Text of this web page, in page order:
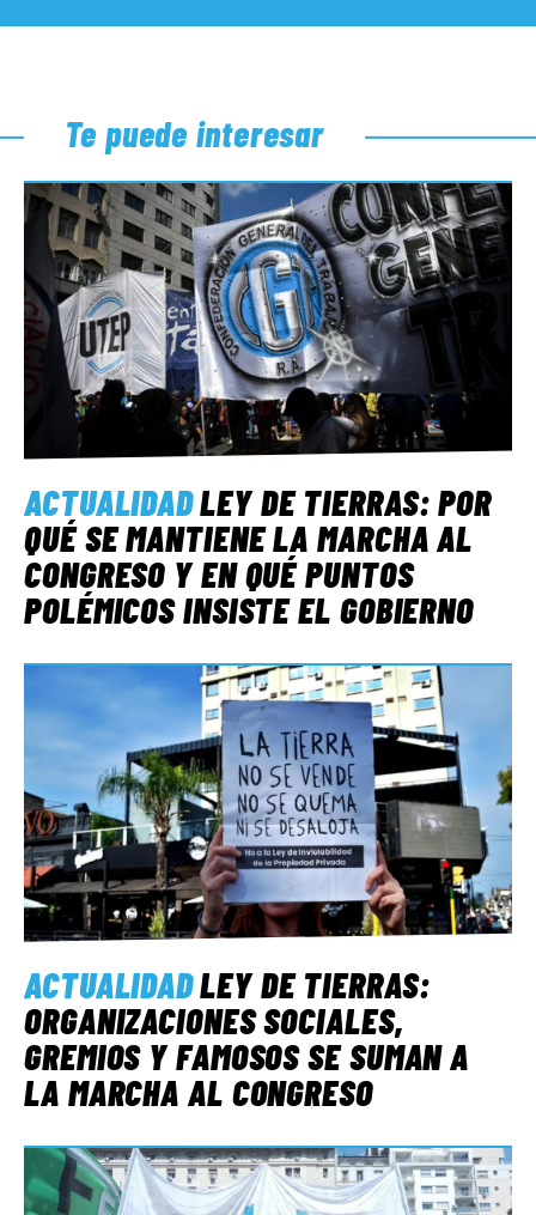
Te puede interesar
ACTUALIDADLEY DE TIERRAS: POR
QUÉ SE MANTIENE LA MARCHA AL
CONGRESO Y EN QUÉ PUNTOS
POLÉMICOS INSISTE EL GOBIERNO
ACTUALIDADLEY DE TIERRAS:
ORGANIZACIONES SOCIALES,
GREMIOS Y FAMOSOS SE SUMAN A
LA MARCHA AL CONGRESO